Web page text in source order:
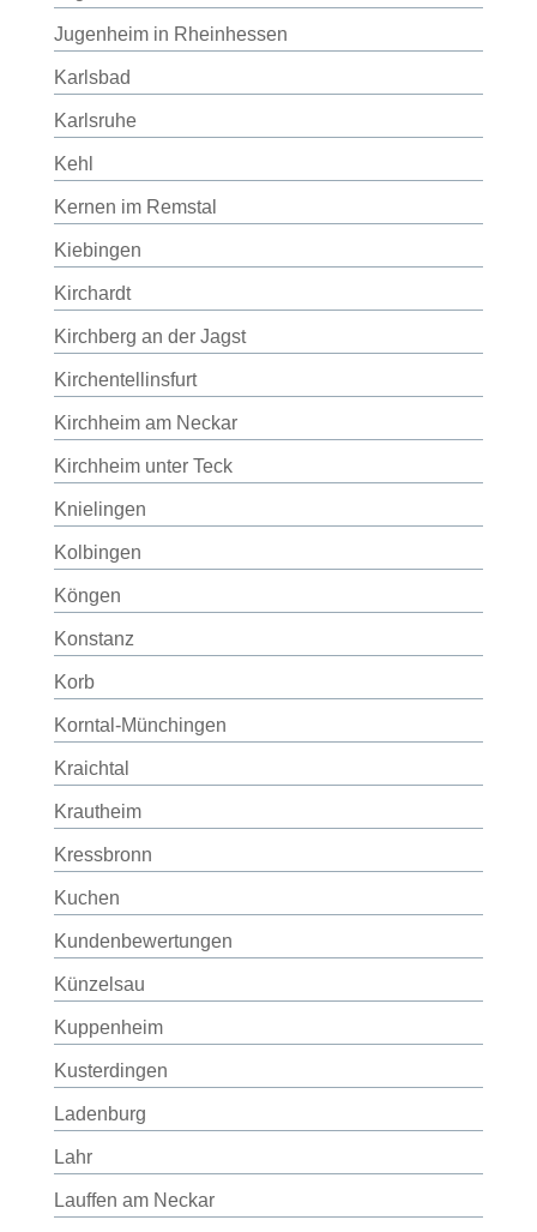
Jugenheim in Rheinhessen
Karlsbad
Karlsruhe
Kehl
Kernen im Remstal
Kiebingen
Kirchardt
Kirchberg an der Jagst
Kirchentellinsfurt
Kirchheim am Neckar
Kirchheim unter Teck
Knielingen
Kolbingen
Köngen
Konstanz
Korb
Korntal-Münchingen
Kraichtal
Krautheim
Kressbronn
Kuchen
Kundenbewertungen
Künzelsau
Kuppenheim
Kusterdingen
Ladenburg
Lahr
Lauffen am Neckar